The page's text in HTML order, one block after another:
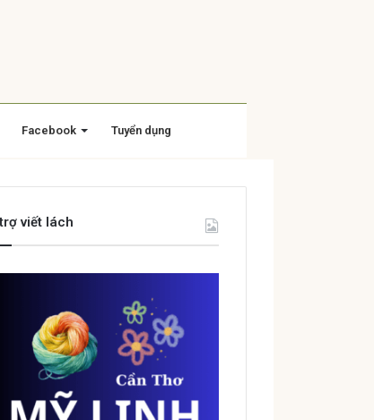
Facebook Tuyển dụng
viết lách